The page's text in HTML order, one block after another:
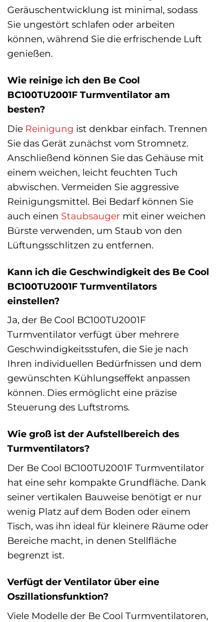
Geräuschentwicklung ist minimal, sodass
Sie ungestört schlafen oder arbeiten
können, während Sie die erfrischende Luft
genießen.
Wie reinige ich den Be Cool
BC100TU2001F Turmventilator am
besten?
Die Reinigung ist denkbar einfach. Trennen
Sie das Gerät zunächst vom Stromnetz.
Anschließend können Sie das Gehäuse mit
einem weichen, leicht feuchten Tuch
abwischen. Vermeiden Sie aggressive
Reinigungsmittel. Bei Bedarf können Sie
auch einen Staubsauger mit einer weichen
Bürste verwenden, um Staub von den
Lüftungsschlitzen zu entfernen.
Kann ich die Geschwindigkeit des Be Cool
BC100TU2001F Turmventilators
einstellen?
Ja, der Be Cool BC100TU2001F
Turmventilator verfügt über mehrere
Geschwindigkeitsstufen, die Sie je nach
Ihren individuellen Bedürfnissen und dem
gewünschten Kühlungseffekt anpassen
können. Dies ermöglicht eine präzise
Steuerung des Luftstroms.
Wie groß ist der Aufstellbereich des
Turmventilators?
Der Be Cool BC100TU2001F Turmventilator
hat eine sehr kompakte Grundfläche. Dank
seiner vertikalen Bauweise benötigt er nur
wenig Platz auf dem Boden oder einem
Tisch, was ihn ideal für kleinere Räume oder
Bereiche macht, in denen Stellfläche
begrenzt ist.
Verfügt der Ventilator über eine
Oszillationsfunktion?
Viele Modelle der Be Cool Turmventilatoren,